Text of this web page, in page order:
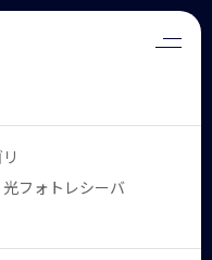
光フォトレシーバ